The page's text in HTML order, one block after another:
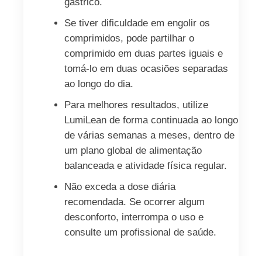
Se tiver dificuldade em engolir os
comprimidos, pode partilhar o
comprimido em duas partes iguais e
tomá-lo em duas ocasiões separadas
ao longo do dia.
Para melhores resultados, utilize
LumiLean de forma continuada ao longo
de várias semanas a meses, dentro de
um plano global de alimentação
balanceada e atividade física regular.
Não exceda a dose diária
recomendada. Se ocorrer algum
desconforto, interrompa o uso e
consulte um profissional de saúde.